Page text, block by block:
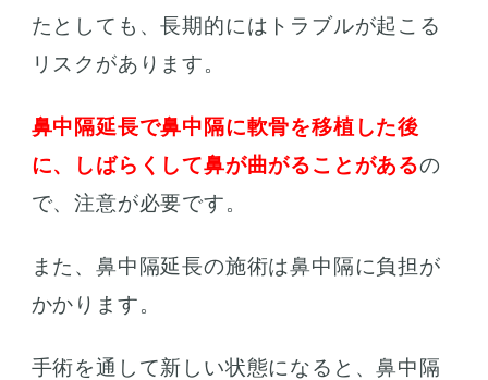
たとしても、長期的にはトラブルが起こる
リスクがあります。
鼻中隔延長で鼻中隔に軟骨を移植した後
に、しばらくして鼻が曲がることがあるの
で、注意が必要です。
また、鼻中隔延長の施術は鼻中隔に負担が
かかります。
手術を通して新しい状態になると、鼻中隔